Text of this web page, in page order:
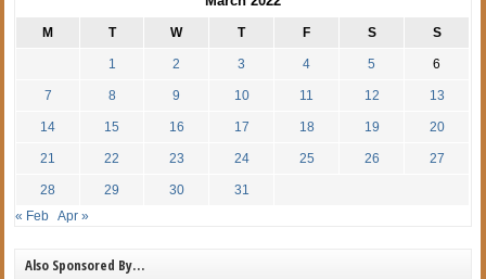
M T W T F S S
1 2 3 4 5 6
7 8 9 10 11 12 13
14 15 16 17 18 19 20
21 22 23 24 25 26 27
28 29 30
31
« Feb
Apr »
Also Sponsored By…